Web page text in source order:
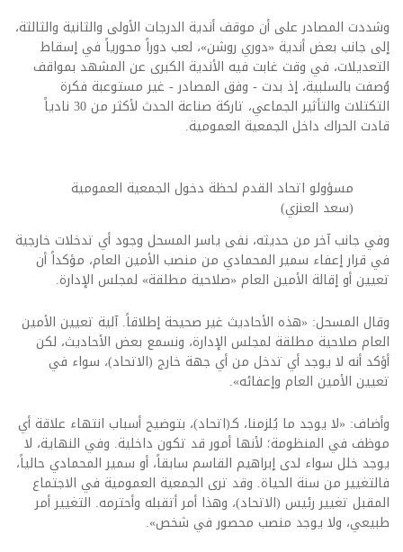
وشددت المصادر على أن موقف أندية الدرجات الأولى والثانية والثالثة،
إلى جانب بعض أندية «دوري روشن»، لعب دوراً محورياً في إسقاط
التعديلات، في وقت غابت فيه الأندية الكبرى عن المشهد بمواقف
وُصفت بالسلبية، إذ بدت - وفق المصادر - غير مستوعبة فكرة
التكتلات والتأثير الجماعي، تاركة صناعة الحدث لأكثر من 30 نادياً
قادت الحراك داخل الجمعية العمومية.
مسؤولو اتحاد القدم لحظة دخول الجمعية العمومية
(سعد العنزي)
وفي جانب آخر من حديثه، نفى ياسر المسحل وجود أي تدخلات خارجية
في قرار إعفاء سمير المحمادي من منصب الأمين العام، مؤكداً أن
تعيين أو إقالة الأمين العام «صلاحية مطلقة» لمجلس الإدارة.
وقال المسحل: «هذه الأحاديث غير صحيحة إطلاقاً. آلية تعيين الأمين
العام صلاحية مطلقة لمجلس الإدارة، ونسمع بعض الأحاديث، لكن
أؤكد أنه لا يوجد أي تدخل من أي جهة خارج (الاتحاد)، سواء في
تعيين الأمين العام وإعفائه».
وأضاف: «لا يوجد ما يُلزمنا، كـ(اتحاد)، بتوضيح أسباب انتهاء علاقة أي
موظف في المنظومة؛ لأنها أمور قد تكون داخلية. وفي النهاية، لا
يوجد خلل سواء لدى إبراهيم القاسم سابقاً، أو سمير المحمادي حالياً،
فالتغيير من سنة الحياة. وقد ترى الجمعية العمومية في الاجتماع
المقبل تغيير رئيس (الاتحاد)، وهذا أمر أتقبله وأحترمه. التغيير أمر
طبيعي، ولا يوجد منصب محصور في شخص».